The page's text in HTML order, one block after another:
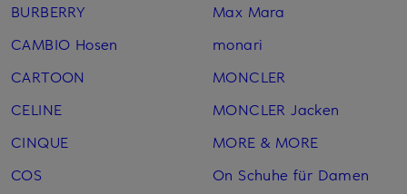
BURBERRY
CAMBIO Hosen
CARTOON
CELINE
CINQUE
COS
Max Mara
monari
MONCLER
MONCLER Jacken
MORE & MORE
On Schuhe für Damen